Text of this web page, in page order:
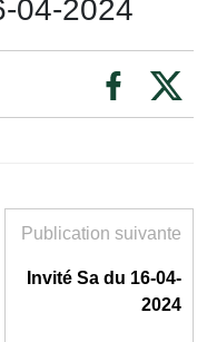
04-2024
Publication suivante
Invité Sa du 16-04-
2024